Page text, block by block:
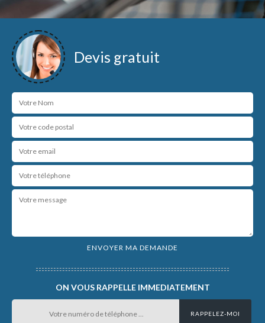
Devis gratuit
ON VOUS RAPPELLE IMMEDIATEMENT